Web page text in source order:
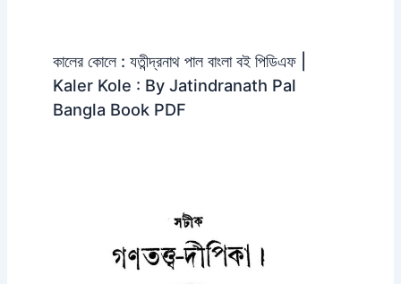
কালের কোলে : যতীন্দ্রনাথ পাল বাংলা বই পিডিএফ |
Kaler Kole : By Jatindranath Pal
Bangla Book PDF